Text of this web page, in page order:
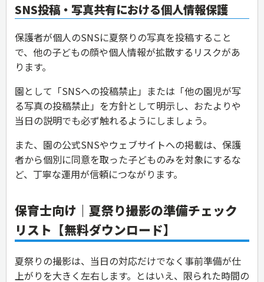
SNS投稿・写真共有における個人情報保護
保護者が個人のSNSに夏祭りの写真を投稿すること
で、他の子どもの顔や個人情報が拡散するリスクがあ
ります。
園として「SNSへの投稿禁止」または「他の園児が写
る写真の投稿禁止」を方針として明示し、おたよりや
当日の説明でも必ず触れるようにしましょう。
また、園の公式SNSやウェブサイトへの掲載は、保護
者から個別に同意を取った子どものみを対象にするな
ど、丁寧な運用が信頼につながります。
保育士向け｜夏祭り撮影の準備チェック
リスト【無料ダウンロード】
夏祭りの撮影は、当日の対応だけでなく事前準備が仕
上がりを大きく左右します。とはいえ、限られた時間の